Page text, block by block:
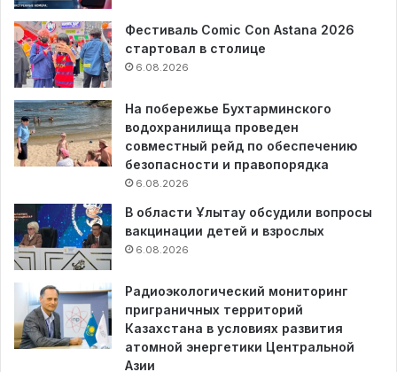
Фестиваль Comic Con Astana 2026
стартовал в столице
6.08.2026
На побережье Бухтарминского
водохранилища проведен
совместный рейд по обеспечению
безопасности и правопорядка
6.08.2026
В области Ұлытау обсудили вопросы
вакцинации детей и взрослых
6.08.2026
Радиоэкологический мониторинг
приграничных территорий
Казахстана в условиях развития
атомной энергетики Центральной
Азии